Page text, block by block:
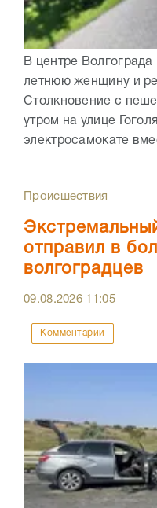
В центре
летнюю женщину и
Столкновение с
утром на улице
электросамокате
Происшествия
отправил в
волгоградцев
09.08.2026 11:05
Комментарии